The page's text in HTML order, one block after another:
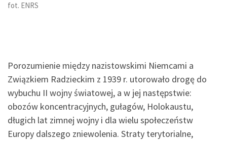
fot. ENRS
Porozumienie między nazistowskimi Niemcami a
Związkiem Radzieckim z 1939 r. utorowało drogę do
wybuchu II wojny światowej, a w jej następstwie:
obozów koncentracyjnych, gułagów, Holokaustu,
długich lat zimnej wojny i dla wielu społeczeństw
Europy dalszego zniewolenia. Straty terytorialne,